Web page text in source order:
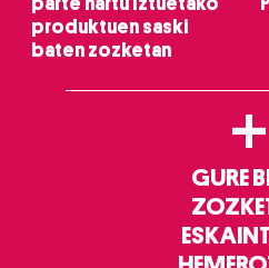
produktuen saski
baten zozketan
+
GURE